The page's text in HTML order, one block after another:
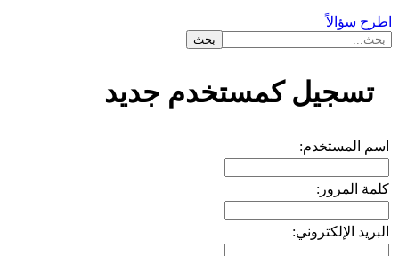
اطرح سؤالاً
تسجيل كمستخدم جديد
اسم المستخدم:
كلمة المرور:
البريد الإلكتروني: